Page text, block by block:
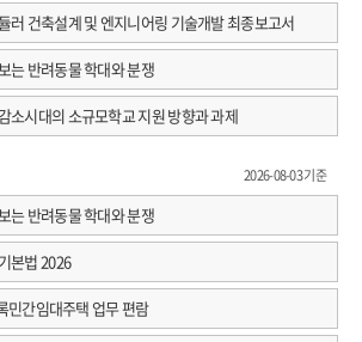
러 건축설계 및 엔지니어링 기술개발 최종보고서
는 반려동물 학대와 분쟁
소시대의 소규모학교 지원 방향과 과제
2026-08-03 기준
는 반려동물 학대와 분쟁
본법 2026
민간임대주택 업무 편람